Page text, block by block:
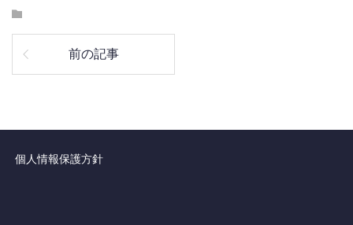
前の記事
個人情報保護方針